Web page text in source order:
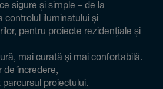
sigure și simple – de la
controlul ilumi­na­tului și
pentru proiecte rezi­den­țiale și
mai curată și mai confor­ta­bilă.
de încre­dere,
proiec­tului.